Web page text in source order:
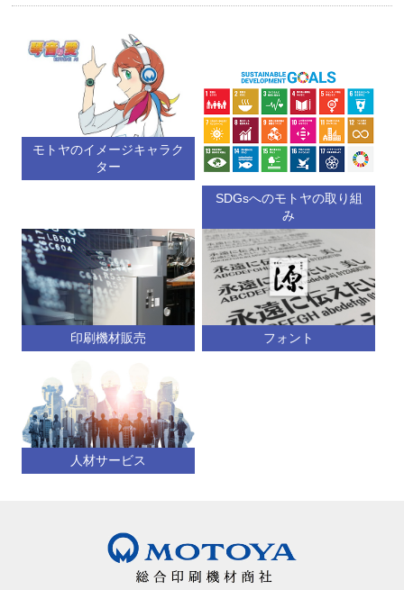
モトヤのイメージキャラク
ター
SDGsへのモトヤの取り組
み
印刷機材販売 フォント
人材サービス